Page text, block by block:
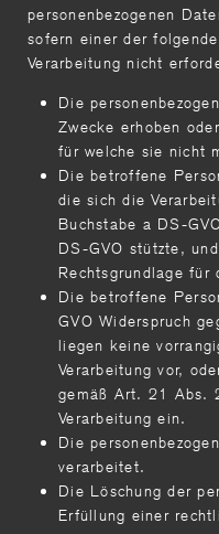
personenbezogenen
sofern einer der
Verarbeitung nicht
Die
Zwecke erhoben
für welche sie nicht
Die betroffene
die sich die
Buchstabe a DS-
DS-GVO stützte,
Rechtsgrundlage für
Die betroffene
GVO Widerspruch
liegen keine
Verarbeitung vor,
gemäß Art. 21 Abs.
Verarbeitung ein.
Die
verarbeitet.
Die Löschung der
Erfüllung einer